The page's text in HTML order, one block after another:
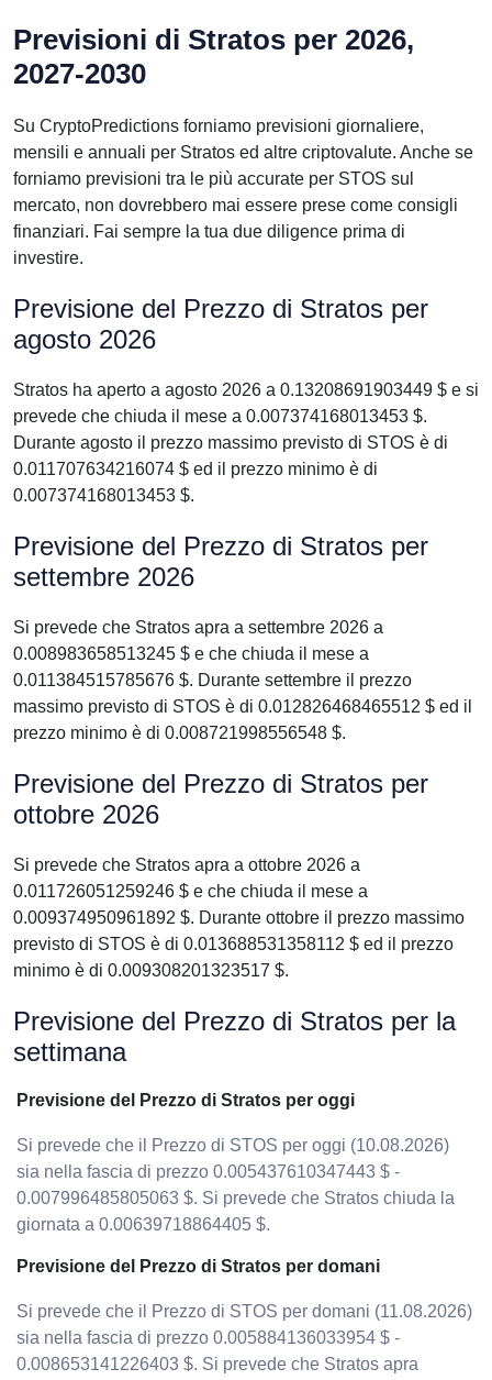
Previsioni di Stratos per 2026,
2027-2030
Su CryptoPredictions forniamo previsioni giornaliere,
mensili e annuali per Stratos ed altre criptovalute. Anche se
forniamo previsioni tra le più accurate per STOS sul
mercato, non dovrebbero mai essere prese come consigli
finanziari. Fai sempre la tua due diligence prima di
investire.
Previsione del Prezzo di Stratos per
agosto 2026
Stratos ha aperto a agosto 2026 a 0.13208691903449 $ e si
prevede che chiuda il mese a 0.007374168013453 $.
Durante agosto il prezzo massimo previsto di STOS è di
0.011707634216074 $ ed il prezzo minimo è di
0.007374168013453 $.
Previsione del Prezzo di Stratos per
settembre 2026
Si prevede che Stratos apra a settembre 2026 a
0.008983658513245 $ e che chiuda il mese a
0.011384515785676 $. Durante settembre il prezzo
massimo previsto di STOS è di 0.012826468465512 $ ed il
prezzo minimo è di 0.008721998556548 $.
Previsione del Prezzo di Stratos per
ottobre 2026
Si prevede che Stratos apra a ottobre 2026 a
0.011726051259246 $ e che chiuda il mese a
0.009374950961892 $. Durante ottobre il prezzo massimo
previsto di STOS è di 0.013688531358112 $ ed il prezzo
minimo è di 0.009308201323517 $.
Previsione del Prezzo di Stratos per la
settimana
Previsione del Prezzo di Stratos per oggi
Si prevede che il Prezzo di STOS per oggi (10.08.2026)
sia nella fascia di prezzo 0.005437610347443 $ -
0.007996485805063 $. Si prevede che Stratos chiuda la
giornata a 0.00639718864405 $.
Previsione del Prezzo di Stratos per domani
Si prevede che il Prezzo di STOS per domani (11.08.2026)
sia nella fascia di prezzo 0.005884136033954 $ -
0.008653141226403 $. Si prevede che Stratos apra